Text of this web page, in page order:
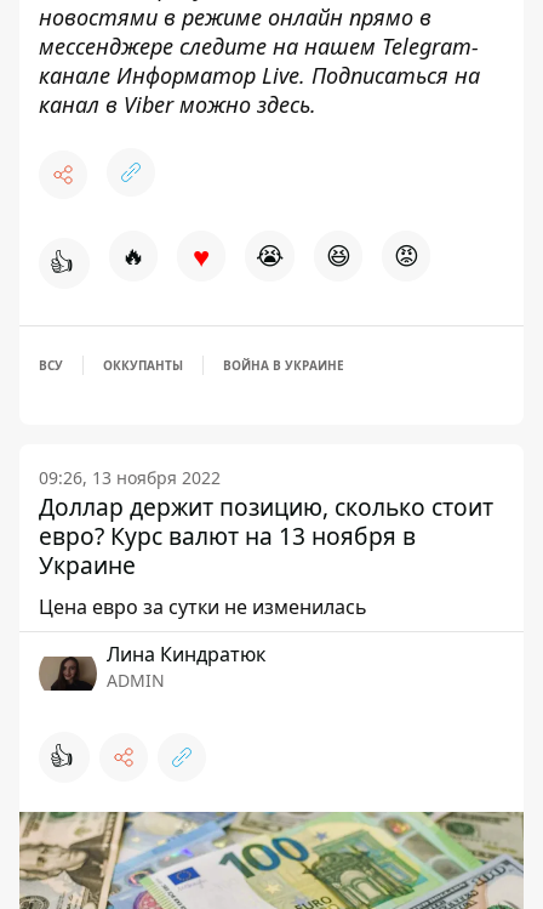
новостями в режиме онлайн прямо в
мессенджере следите на нашем Telegram-
канале Информатор Live. Подписаться на
канал в Viber можно здесь.
👍 🔥 ♥ 😭 😆 😡
ВСУ ОККУПАНТЫ ВОЙНА В УКРАИНЕ
09:26, 13 ноября 2022
Доллар держит позицию, сколько стоит
евро? Курс валют на 13 ноября в
Украине
Цена евро за сутки не изменилась
Лина Киндратюк
ADMIN
👍